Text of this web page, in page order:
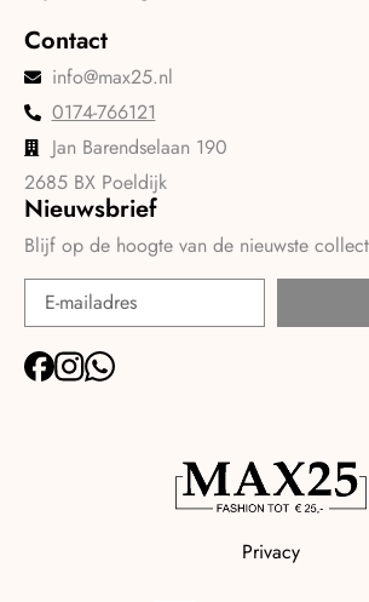
Contact
info@max25.nl
0174-766121
Jan Barendselaan 190
2685 BX Poeldijk
Nieuwsbrief
Blijf op de hoogte van de nieuwste
Privacy